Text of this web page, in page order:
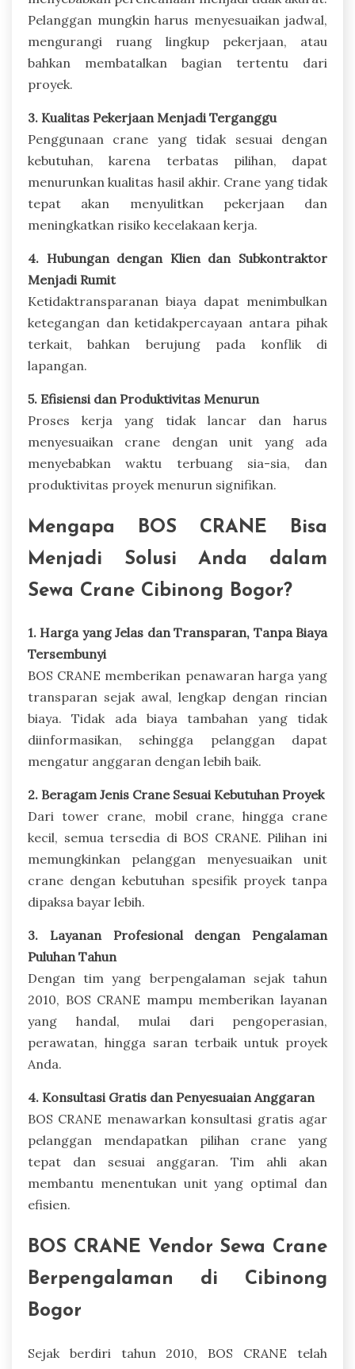
Pelanggan mungkin harus menyesuaikan jadwal,
mengurangi ruang lingkup pekerjaan, atau
bahkan membatalkan bagian tertentu dari
proyek.
3. Kualitas Pekerjaan Menjadi Terganggu
Penggunaan crane yang tidak sesuai dengan
kebutuhan, karena terbatas pilihan, dapat
menurunkan kualitas hasil akhir. Crane yang tidak
tepat akan menyulitkan pekerjaan dan
meningkatkan risiko kecelakaan kerja.
4. Hubungan dengan Klien dan Subkontraktor
Menjadi Rumit
Ketidaktransparanan biaya dapat menimbulkan
ketegangan dan ketidakpercayaan antara pihak
terkait, bahkan berujung pada konflik di
lapangan.
5. Efisiensi dan Produktivitas Menurun
Proses kerja yang tidak lancar dan harus
menyesuaikan crane dengan unit yang ada
menyebabkan waktu terbuang sia-sia, dan
produktivitas proyek menurun signifikan.
Mengapa BOS CRANE Bisa
Menjadi Solusi Anda dalam
Sewa Crane Cibinong Bogor?
1. Harga yang Jelas dan Transparan, Tanpa Biaya
Tersembunyi
BOS CRANE memberikan penawaran harga yang
transparan sejak awal, lengkap dengan rincian
biaya. Tidak ada biaya tambahan yang tidak
diinformasikan, sehingga pelanggan dapat
mengatur anggaran dengan lebih baik.
2. Beragam Jenis Crane Sesuai Kebutuhan Proyek
Dari tower crane, mobil crane, hingga crane
kecil, semua tersedia di BOS CRANE. Pilihan ini
memungkinkan pelanggan menyesuaikan unit
crane dengan kebutuhan spesifik proyek tanpa
dipaksa bayar lebih.
3. Layanan Profesional dengan Pengalaman
Puluhan Tahun
Dengan tim yang berpengalaman sejak tahun
2010, BOS CRANE mampu memberikan layanan
yang handal, mulai dari pengoperasian,
perawatan, hingga saran terbaik untuk proyek
Anda.
4. Konsultasi Gratis dan Penyesuaian Anggaran
BOS CRANE menawarkan konsultasi gratis agar
pelanggan mendapatkan pilihan crane yang
tepat dan sesuai anggaran. Tim ahli akan
membantu menentukan unit yang optimal dan
efisien.
BOS CRANE Vendor Sewa Crane
Berpengalaman di Cibinong
Bogor
Sejak berdiri tahun 2010, BOS CRANE telah